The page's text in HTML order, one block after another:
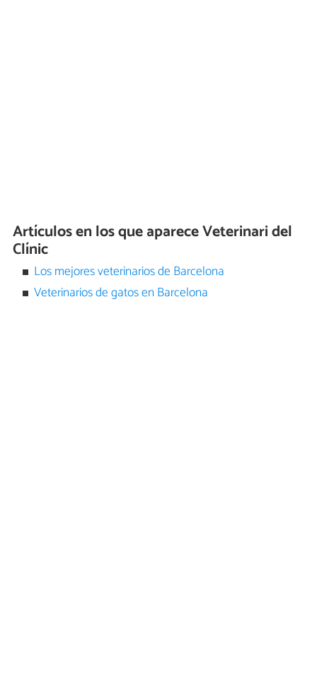
Artículos en los que aparece Veterinari del
Clínic
Los mejores veterinarios de Barcelona
Veterinarios de gatos en Barcelona